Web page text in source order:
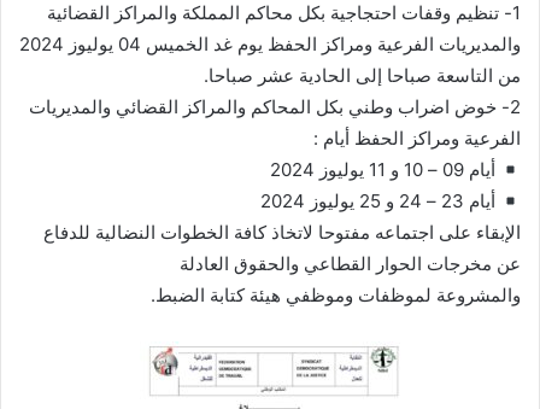
1- تنظيم وقفات احتجاجية بكل محاكم المملكة والمراكز القضائية
والمديريات الفرعية ومراكز الحفظ يوم غد الخميس 04 يوليوز 2024
من التاسعة صباحا إلى الحادية عشر صباحا.
2- خوض اضراب وطني بكل المحاكم والمراكز القضائي والمديريات
الفرعية ومراكز الحفظ أيام :
أيام 09 – 10 و 11 يوليوز 2024
أيام 23 – 24 و 25 يوليوز 2024
الإبقاء على اجتماعه مفتوحا لاتخاذ كافة الخطوات النضالية للدفاع
عن مخرجات الحوار القطاعي والحقوق العادلة
والمشروعة لموظفات وموظفي هيئة كتابة الضبط.